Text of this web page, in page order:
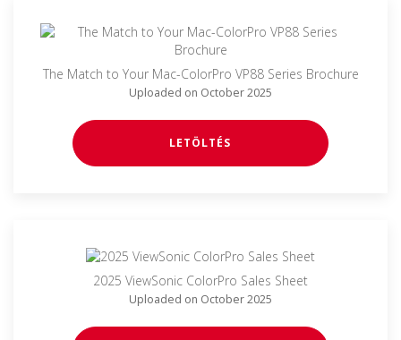
The Match to Your Mac-ColorPro VP88 Series Brochure
Uploaded on October 2025
LETÖLTÉS
2025 ViewSonic ColorPro Sales Sheet
Uploaded on October 2025